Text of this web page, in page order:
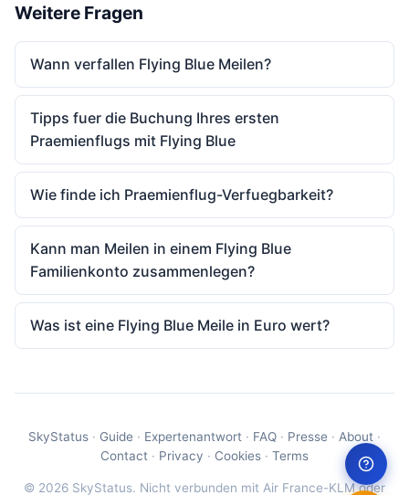
Weitere Fragen
Wann verfallen Flying Blue Meilen?
Tipps fuer die Buchung Ihres ersten
Praemienflugs mit Flying Blue
Wie finde ich Praemienflug-Verfuegbarkeit?
Kann man Meilen in einem Flying Blue
Familienkonto zusammenlegen?
Was ist eine Flying Blue Meile in Euro wert?
SkyStatus · Guide · Expertenantwort · FAQ · Presse · About ·
Contact · Privacy · Cookies · Terms
© 2026 SkyStatus. Nicht verbunden mit Air France-KLM oder